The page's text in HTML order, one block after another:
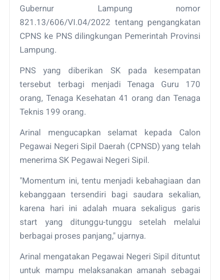
Gubernur Lampung nomor
821.13/606/VI.04/2022 tentang pengangkatan
CPNS ke PNS dilingkungan Pemerintah Provinsi
Lampung.
PNS yang diberikan SK pada kesempatan
tersebut terbagi menjadi Tenaga Guru 170
orang, Tenaga Kesehatan 41 orang dan Tenaga
Teknis 199 orang.
Arinal mengucapkan selamat kepada Calon
Pegawai Negeri Sipil Daerah (CPNSD) yang telah
menerima SK Pegawai Negeri Sipil.
"Momentum ini, tentu menjadi kebahagiaan dan
kebanggaan tersendiri bagi saudara sekalian,
karena hari ini adalah muara sekaligus garis
start yang ditunggu-tunggu setelah melalui
berbagai proses panjang," ujarnya.
Arinal mengatakan Pegawai Negeri Sipil dituntut
untuk mampu melaksanakan amanah sebagai